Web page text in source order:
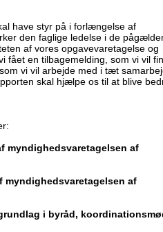
have styr på i forlængelse af
den faglige ledelse i de
af vores opgavevaretagelse og
fået en tilbagemelding, som vi vil
vi vil arbejde med i tæt
skal hjælpe os til at blive
myndighedsvaretagelsen af
af
i byråd,